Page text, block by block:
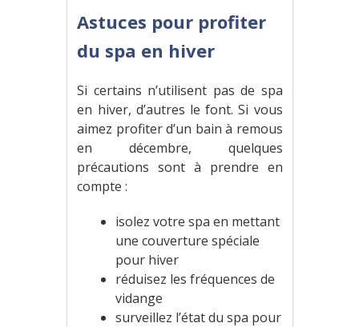
Astuces pour profiter
du spa en hiver
Si certains n’utilisent pas de spa
en hiver, d’autres le font. Si vous
aimez profiter d’un bain à remous
en décembre, quelques
précautions sont à prendre en
compte :
isolez votre spa en mettant
une couverture spéciale
pour hiver
réduisez les fréquences de
vidange
surveillez l’état du spa pour